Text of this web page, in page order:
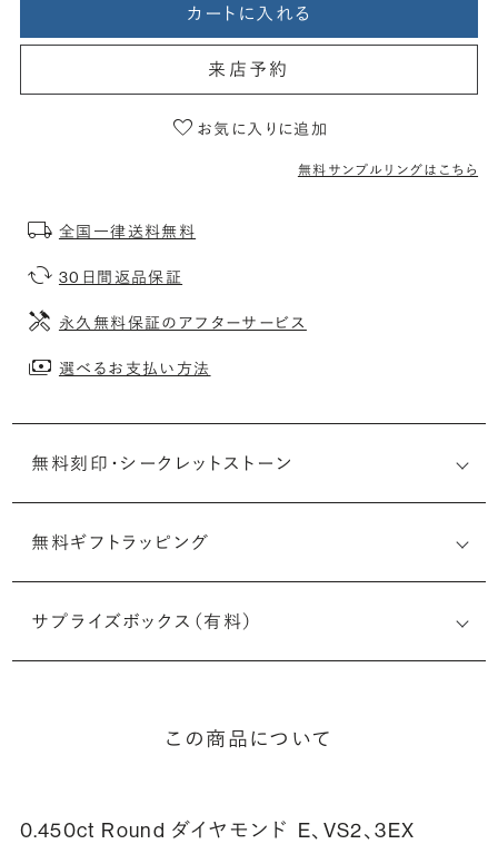
カートに入れる
来店予約
お気に入りに追加
無料サンプルリングはこちら
全国一律送料無料
30日間返品保証
永久無料保証のアフターサービス
選べるお支払い方法
無料刻印・ シークレットストーン
刻印メッセージ：アルファベット6文字まで刻印可能
印することができます。注文前だけでなく購入後の刻印も、
リングに初めて施す初回の刻印は、無料にて承ります（デザ
細は「商品仕様」欄をご確認ください）。
無料ギフトラッピング
サプライズボックス（有料）
この商品について
0.450ct Round ダイヤモンド E、VS2、3EX